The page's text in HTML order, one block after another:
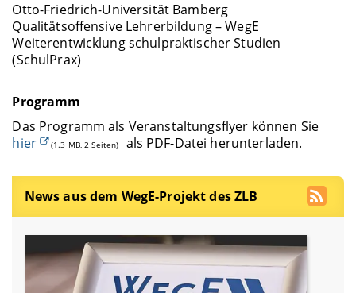
Otto-Friedrich-Universität Bamberg
Qualitätsoffensive Lehrerbildung – WegE
Weiterentwicklung schulpraktischer Studien
(SchulPrax)
Programm
Das Programm als Veranstaltungsflyer können Sie
hier
(1.3 MB, 2 Seiten) als PDF-Datei herunterladen.
News aus dem WegE-Projekt des ZLB